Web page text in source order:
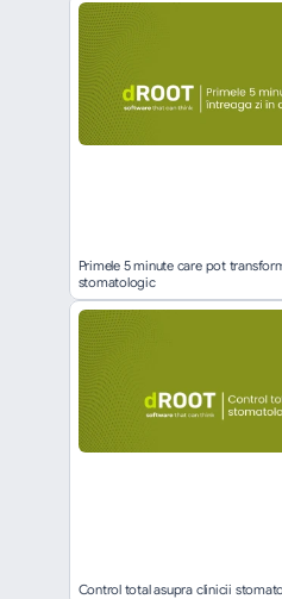
Primele 5 minute care pot
stomatologic
Control total asupra clinicii